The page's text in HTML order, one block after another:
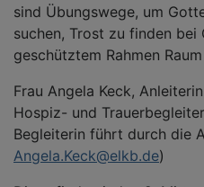
sind Übungswege, um
suchen, Trost zu finden bei
geschütztem Rahmen
Frau Angela Keck,
Hospiz- und
Begleiterin führt durch die
Angela.Keck@elkb.de)